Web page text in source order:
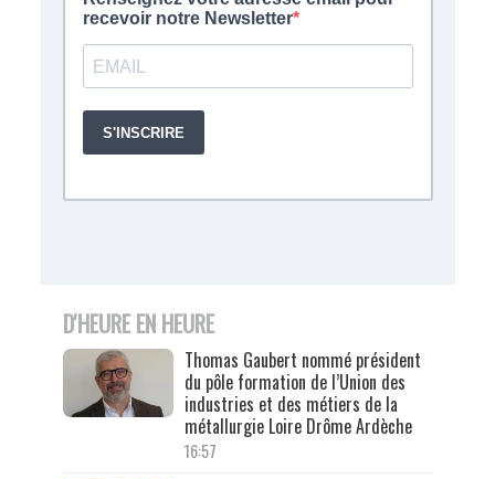
D'HEURE EN HEURE
Thomas Gaubert nommé président
du pôle formation de l’Union des
industries et des métiers de la
métallurgie Loire Drôme Ardèche
16:57